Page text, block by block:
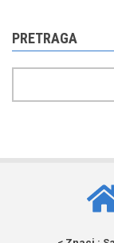
PRETRAGA